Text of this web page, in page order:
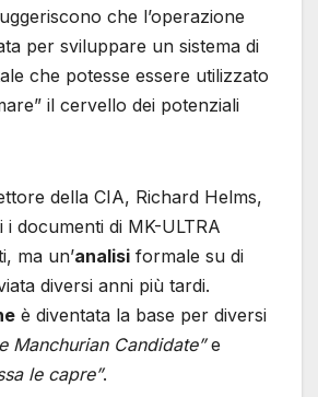
che l’operazione
per sviluppare un sistema di
che potesse essere utilizzato
il cervello dei potenziali
della CIA, Richard Helms,
documenti di MK-ULTRA
ma un’analisi formale su di
diversi anni più tardi.
è diventata la base per diversi
Manchurian Candidate”e
le capre”.